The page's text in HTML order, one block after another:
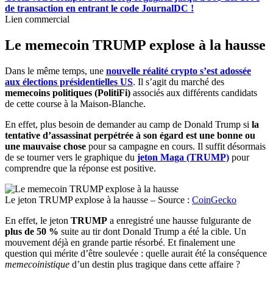
de transaction en entrant le code JournalDC !
Lien commercial
Le memecoin TRUMP explose à la hausse
Dans le même temps, une nouvelle réalité crypto s’est adossée
aux élections présidentielles US. Il s’agit du marché des
memecoins politiques (PolitiFi) associés aux différents candidats
de cette course à la Maison-Blanche.
En effet, plus besoin de demander au camp de Donald Trump si la
tentative d’assassinat perpétrée à son égard est une bonne ou
une mauvaise chose pour sa campagne en cours. Il suffit désormais
de se tourner vers le graphique du jeton Maga (TRUMP) pour
comprendre que la réponse est positive.
Le jeton TRUMP explose à la hausse – Source : CoinGecko
En effet, le jeton TRUMP a enregistré une hausse fulgurante de
plus de 50 % suite au tir dont Donald Trump a été la cible. Un
mouvement déjà en grande partie résorbé. Et finalement une
question qui mérite d’être soulevée : quelle aurait été la conséquence
memecoinistique d’un destin plus tragique dans cette affaire ?